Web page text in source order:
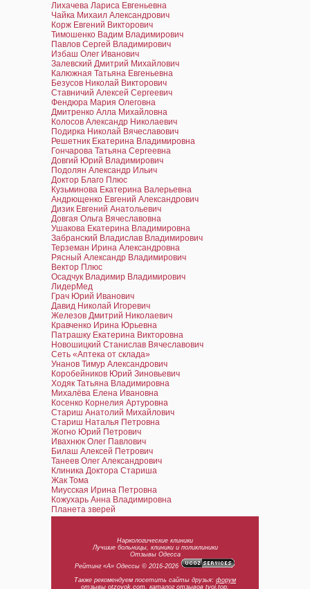
Лихачева Лариса Евгеньевна
Чайка Михаил Александрович
Корж Евгений Викторович
Тимошенко Вадим Владимирович
Павлов Сергей Владимирович
Избаш Олег Иванович
Залевский Дмитрий Михайлович
Калюжная Татьяна Евгеньевна
Безусов Николай Викторович
Ставничий Алексей Сергеевич
Фендюра Мария Олеговна
Дмитренко Алла Михайловна
Колосов Александр Николаевич
Подирка Николай Вячеславович
Решетник Екатерина Владимировна
Гончарова Татьяна Сергеевна
Довгий Юрий Владимирович
Подолян Александр Ильич
Доктор Благо Плюс
Кузьминова Екатерина Валерьевна
Андрющенко Евгений Александрович
Дизик Евгений Анатольевич
Довгая Ольга Вячеславовна
Ушакова Екатерина Владимировна
Забранский Владислав Владимирович
Терземан Ирина Александровна
Рясный Александр Владимирович
Вектор Плюс
Осадчук Владимир Владимирович
ЛидерМед
Грач Юрий Иванович
Давид Николай Игоревич
Железов Дмитрий Николаевич
Кравченко Ирина Юрьевна
Патрашку Екатерина Викторовна
Новошицкий Станислав Вячеславович
Сеть «Аптека от склада»
Унанов Тимур Александрович
Коробейников Юрий Зиновьевич
Ходяк Татьяна Владимировна
Михалёва Елена Ивановна
Косенко Корнелия Артуровна
Стариш Анатолий Михайлович
Стариш Наталья Петровна
Жогно Юрий Петрович
Ивахнюк Олег Павлович
Билаш Алексей Петрович
Танеев Олег Александрович
Клиника Доктора Стариша
Жак Тома
Миусская Ирина Петровна
Кожухарь Анна Владимировна
Планета зверей
Наркологические клиники
Лучшие больницы, клиники и поликлиники
Отзывы Одесса
Рейтинг «А» Одессы © 2016-2026
Также рекомендуем посетить сайты друзья: форум
отзывы otzovok.com, каталог отзывов tvoi.top,